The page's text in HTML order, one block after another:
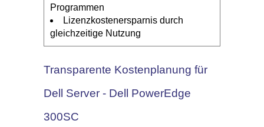
Programmen
Lizenzkostenersparnis durch
gleichzeitige Nutzung
Transparente Kostenplanung für
Dell Server - Dell PowerEdge
300SC